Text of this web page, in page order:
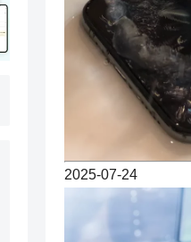
2025-07-24